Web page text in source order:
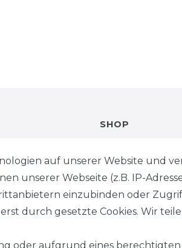
SHOP
B2B
WUNSCHLISTE
auf unserer Website und
unserer Webseite (z.B. IP-
einzubinden oder
durch gesetzte Cookies. Wir
oder aufgrund eines berechtigten